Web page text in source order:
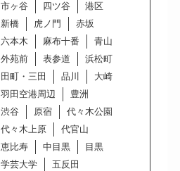
市ヶ谷
四ツ谷
港区
新橋
虎ノ門
赤坂
六本木
麻布十番
青山
外苑前
表参道
浜松町
田町・三田
品川
大崎
羽田空港周辺
豊洲
渋谷
原宿
代々木公園
代々木上原
代官山
恵比寿
中目黒
目黒
学芸大学
五反田